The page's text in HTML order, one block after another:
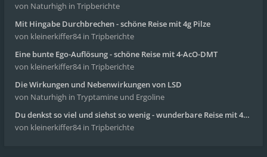
von Naturhigh in Tripberichte
Mit Hingabe Durchbrechen - schöne Reise mit 4g Pilze
von kleinerkiffer84 in Tripberichte
Eine bunte Ego-Auflösung - schöne Reise mit 4-AcO-DMT
von kleinerkiffer84 in Tripberichte
Die Wirkungen und Nebenwirkungen von LSD
von Naturhigh in Tryptamine und Ergoline
Du denkst so viel und siehst so wenig - wunderbare Reise mit 4g Pilze
von kleinerkiffer84 in Tripberichte